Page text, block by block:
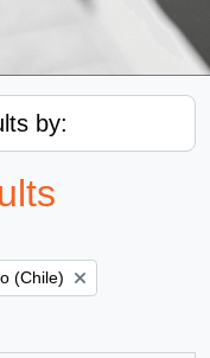
by:
filter:
(Chile)